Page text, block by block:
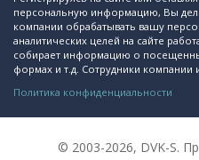
персональную информацию, Вы
компании обрабатывать вашу
аналитических целей на сайте
собирает информацию о
формах и т.д. Сотрудники
Политика конфиденциальности
© 2003-2026, DVK-S.